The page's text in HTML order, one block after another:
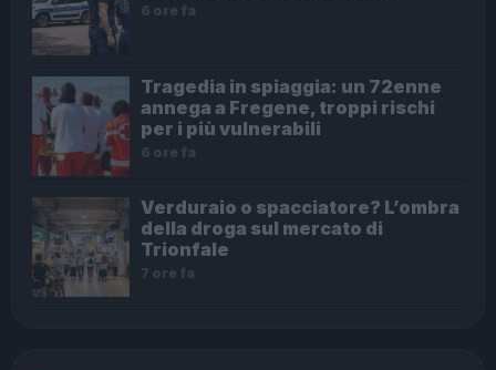
6 ore fa
Tragedia in spiaggia: un 72enne
annega a Fregene, troppi rischi
per i più vulnerabili
6 ore fa
Verduraio o spacciatore? L’ombra
della droga sul mercato di
Trionfale
7 ore fa